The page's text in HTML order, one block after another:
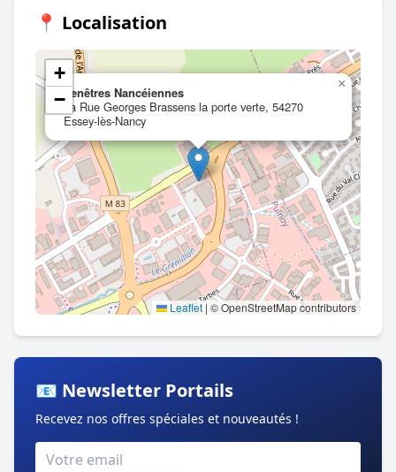
📍 Localisation
Fenêtres Nancéiennes
6a Rue Georges Brassens la porte verte, 54270
Essey-lès-Nancy
×
+
−
Leaflet | © OpenStreetMap contributors
📧 Newsletter Portails
Recevez nos offres spéciales et nouveautés !